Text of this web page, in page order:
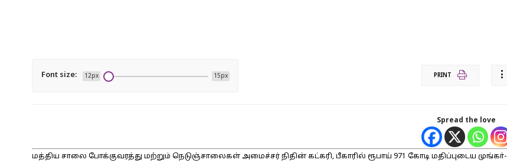
Font size: 12px 15px PRINT
Spread the love
மத்திய சாலை போக்குவரத்து மற்றும் நெடுஞ்சாலைகள் அமைச்சர் நிதின் கட்கரி, பீகாரில் ரூபாய் 971 கோடி மதிப்புடைய முங்கா்-